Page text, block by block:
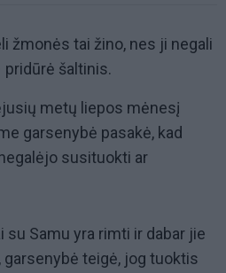
žmonės tai žino, nes ji negali
šaltinis.
metų liepos mėnesį
garsenybė pasakė, kad
susituokti ar
su Samu yra rimti ir dabar jie
garsenybė teigė, jog tuoktis